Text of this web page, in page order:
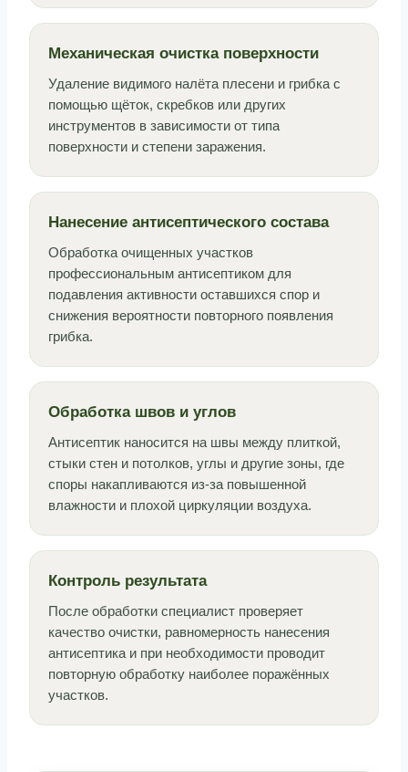
Механическая очистка поверхности
Удаление видимого налёта плесени и грибка с
помощью щёток, скребков или других
инструментов в зависимости от типа
поверхности и степени заражения.
Нанесение антисептического состава
Обработка очищенных участков
профессиональным антисептиком для
подавления активности оставшихся спор и
снижения вероятности повторного появления
грибка.
Обработка швов и углов
Антисептик наносится на швы между плиткой,
стыки стен и потолков, углы и другие зоны, где
споры накапливаются из-за повышенной
влажности и плохой циркуляции воздуха.
Контроль результата
После обработки специалист проверяет
качество очистки, равномерность нанесения
антисептика и при необходимости проводит
повторную обработку наиболее поражённых
участков.